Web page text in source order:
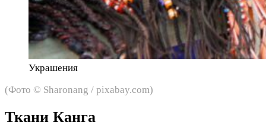
Украшения
(Фото © Sharonang / pixabay.com)
Ткани Канга